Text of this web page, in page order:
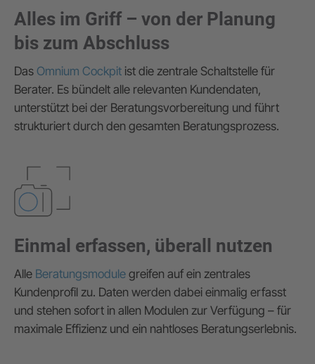
Alles im Griff – von der Planung
bis zum Abschluss
Das Omnium Cockpit ist die zentrale Schaltstelle für
Berater. Es bündelt alle relevanten Kundendaten,
unterstützt bei der Beratungsvorbereitung und führt
strukturiert durch den gesamten Beratungsprozess.
Einmal erfassen, überall nutzen
Alle Beratungsmodule greifen auf ein zentrales
Kundenprofil zu. Daten werden dabei einmalig erfasst
und stehen sofort in allen Modulen zur Verfügung – für
maximale Effizienz und ein nahtloses Beratungserlebnis.